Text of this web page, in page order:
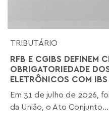
TRIBUTÁRIO
RFB E CGIBS DEFINEM
OBRIGATORIEDADE
ELETRÔNICOS COM
Em 31 de julho de 2026,
da União, o Ato Conjunto...